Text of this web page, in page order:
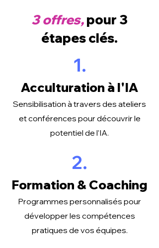
3 offres,pour 3
étapes clés.
1.
Acculturation à l'IA
Sensibilisation à travers des ateliers
et conférences pour découvrir le
potentiel de l’IA.
2.
Formation & Coaching
Programmes personnalisés pour
développer les compétences
pratiques de vos équipes.